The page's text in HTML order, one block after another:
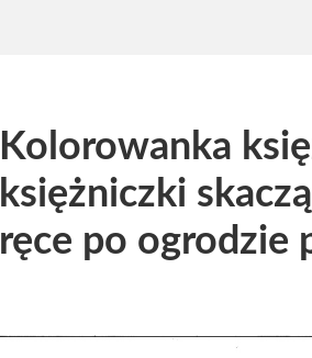
Kolorowanka
księżniczki
ręce po ogrodzie